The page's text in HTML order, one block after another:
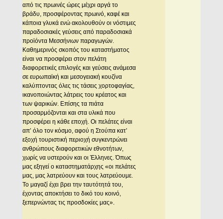
από τις πρωινές ώρες μέχρι αργά το
βράδυ, προσφέροντας πρωινό, καφέ και
κάποια γλυκά ενώ ακολουθούν οι νόστιμες
παραδοσιακές γεύσεις από παραδοσιακά
προϊόντα Μεσσήνιων παραγωγών.
Καθημερινός σκοπός του καταστήματος
είναι να προσφέρει στον πελάτη
διαφορετικές επιλογές και γεύσεις ανάμεσα
σε ευρωπαϊκή και μεσογειακή κουζίνα
καλύπτοντας όλες τις τάσεις χορτοφαγίας,
ικανοποιώντας λάτρεις του κρέατος και
των ψαρικών. Επίσης τα πιάτα
προσαρμόζονται και στα υλικά που
προσφέρει η κάθε εποχή. Οι πελάτες είναι
απ’ όλο τον κόσμο, αφού η Στούπα κατ’
εξοχή τουριστική περιοχή συγκεντρώνει
ανθρώπους διαφορετικών εθνοτήτων,
χωρίς να υστερούν και οι Έλληνες. Όπως
μας εξηγεί ο καταστηματάρχης «οι πελάτες
μας, μας λατρεύουν και τους λατρεύουμε.
Το μαγαζί έχει βρει την ταυτότητά του,
έχοντας αποκτήσει το δικό του κοινό,
ξεπερνώντας τις προσδοκίες μας».